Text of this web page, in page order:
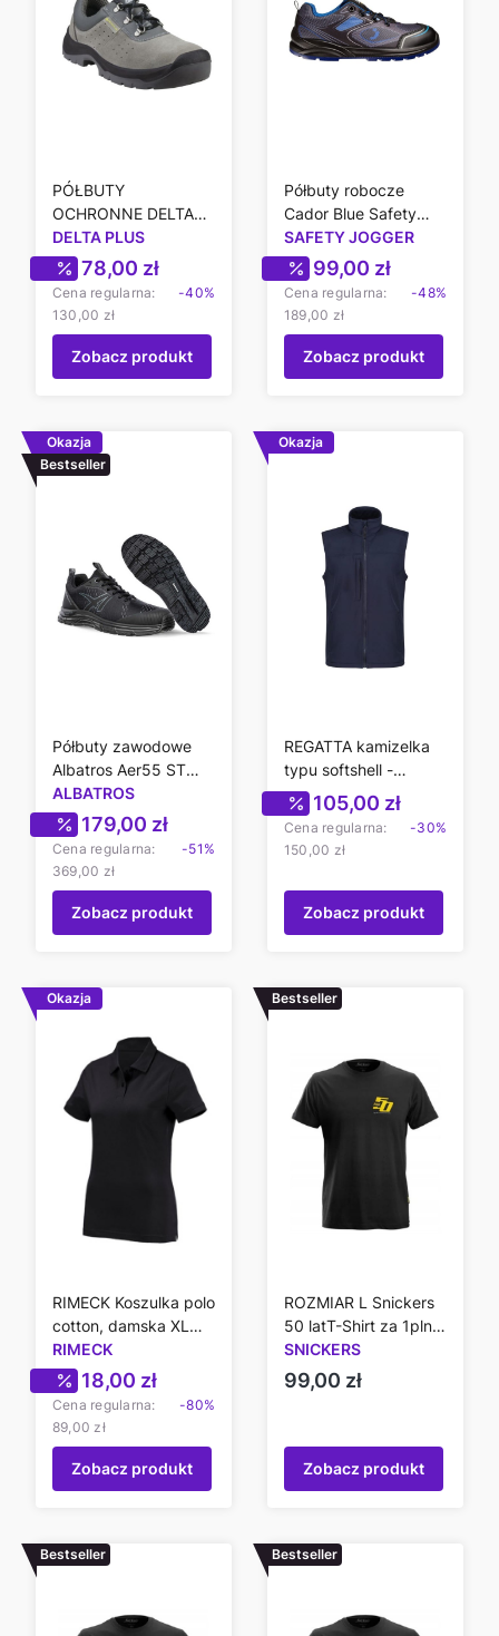
PÓŁBUTY
OCHRONNE DELTA
PLUS FENNEC4 S1
SRC
DELTA PLUS
Cena promocyjna
78,00 zł
Cena regularna:
130,00 zł
-40%
Zobacz produkt
Półbuty robocze
Cador Blue Safety
Jogger S1P
SAFETY JOGGER
Cena
99,00 zł
Cena regularna:
189,00 zł
-48%
Zobacz produkt
Okazja
Bestseller
Półbuty zawodowe
Albatros Aer55 ST
Black
ALBATROS
Cena promocyjna
179,00 zł
Cena regularna:
369,00 zł
-51%
Zobacz produkt
Okazja
REGATTA kamizelka
typu softshell -
granatowa męska
Cena
105,00 zł
Cena regularna:
150,00 zł
-30%
Zobacz produkt
Okazja
RIMECK Koszulka polo
cotton, damska XL
Reserve R23
RIMECK
Cena promocyjna
18,00 zł
Cena regularna:
89,00 zł
-80%
Zobacz produkt
Bestseller
ROZMIAR L Snickers
50 latT-Shirt za 1pln
tylko przy zakupie od
300 zł
SNICKERS
Cena
99,00 zł
Zobacz produkt
Bestseller Bestseller